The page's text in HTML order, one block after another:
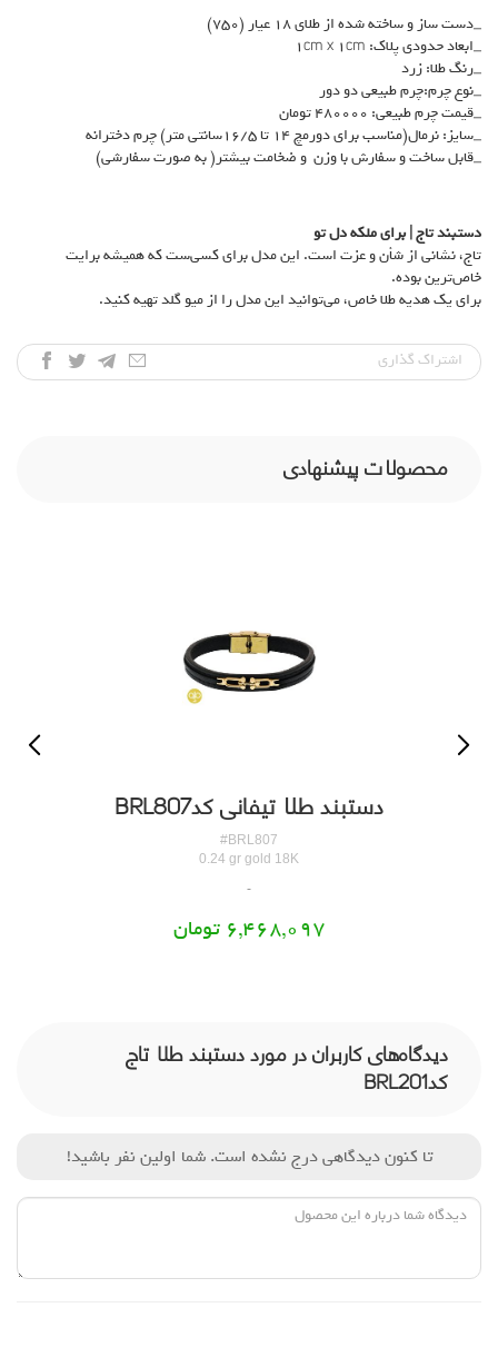
_دست ساز و ساخته شده از طلای 18 عیار (750)
_ابعاد حدودی پلاک: 1cm x 1cm
_رنگ طلا: زرد
_نوع چرم:چرم طبیعی دو دور
_قیمت چرم طبیعی: 480000 تومان
_سایز: نرمال(مناسب برای دورمچ 14 تا 16/5سانتی متر) چرم دخترانه
_قابل ساخت و سفارش با وزن و ضخامت بیشتر( به صورت سفارشی)
دستبند تاج | برای ملکه دل تو
تاج، نشانی از شأن و عزت است. این مدل برای کسی‌ست که همیشه برایت
خاص‌ترین بوده.
برای یک هدیه طلا خاص، می‌توانید این مدل را از میو گلد تهیه کنید.
اشتراک‌ گذاری
محصولات پیشنهادی
دستبند طلا تیفانی کدBRL807
#BRL807
0.24 gr gold 18K
6,468,097 تومان
دیدگاه‌های کاربران در مورد دستبند طلا تاج
کدBRL201
تا کنون دیدگاهی درج نشده است. شما اولین نفر باشید!